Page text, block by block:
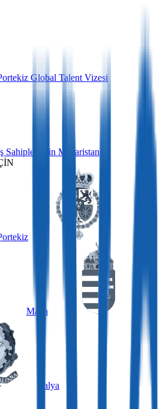
Global Talent Vizesi
Sahipleri için Macaristan
Malta
İtalya